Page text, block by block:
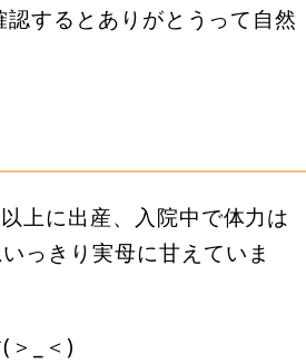
するとありがとうって自然
上に出産、入院中で体力は
っきり実母に甘えていま
＞_＜)